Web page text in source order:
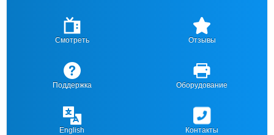
Смотреть Отзывы
Поддержка Оборудование
English Контакты